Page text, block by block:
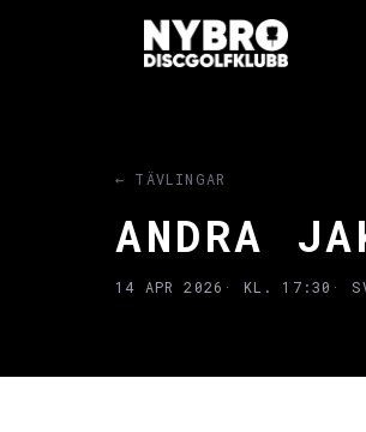
← TÄVLINGAR
ANDRA
14 APR 2026 · KL. 17:30 ·